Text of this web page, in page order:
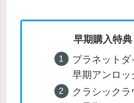
早期購入特
プラネット
早期アンロッ
クラシック